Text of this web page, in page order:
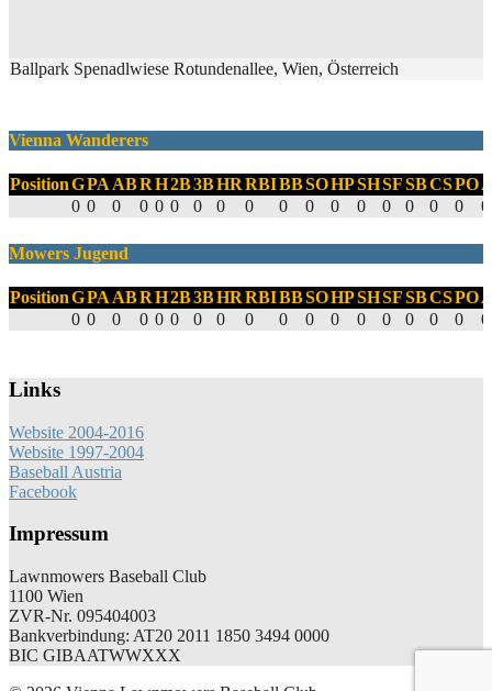
Ballpark Spenadlwiese Rotundenallee, Wien, Österreich
Vienna Wanderers
PositionGPA ABRH2B3BHRRBIBBSOHPSHSFSBCSPO
0 0 0 0 0 0 0 0 0 0 0 0 0 0 0 0 0 0
Mowers Jugend
PositionGPA ABRH2B3BHRRBIBBSOHPSHSFSBCSPO
0 0 0 0 0 0 0 0 0 0 0 0 0 0 0 0 0 0
Links
Website 2004-2016
Website 1997-2004
Baseball Austria
Facebook
Impressum
Lawnmowers Baseball Club
1100 Wien
ZVR-Nr. 095404003
Bankverbindung: AT20 2011 1850 3494 0000
BIC GIBAATWWXXX